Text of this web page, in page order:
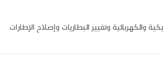
والكهربائية وتغيير البطاريات وإصلاح الإطارات